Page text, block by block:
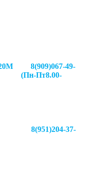
8(909)067-49-
д.13Г
8(951)204-37-